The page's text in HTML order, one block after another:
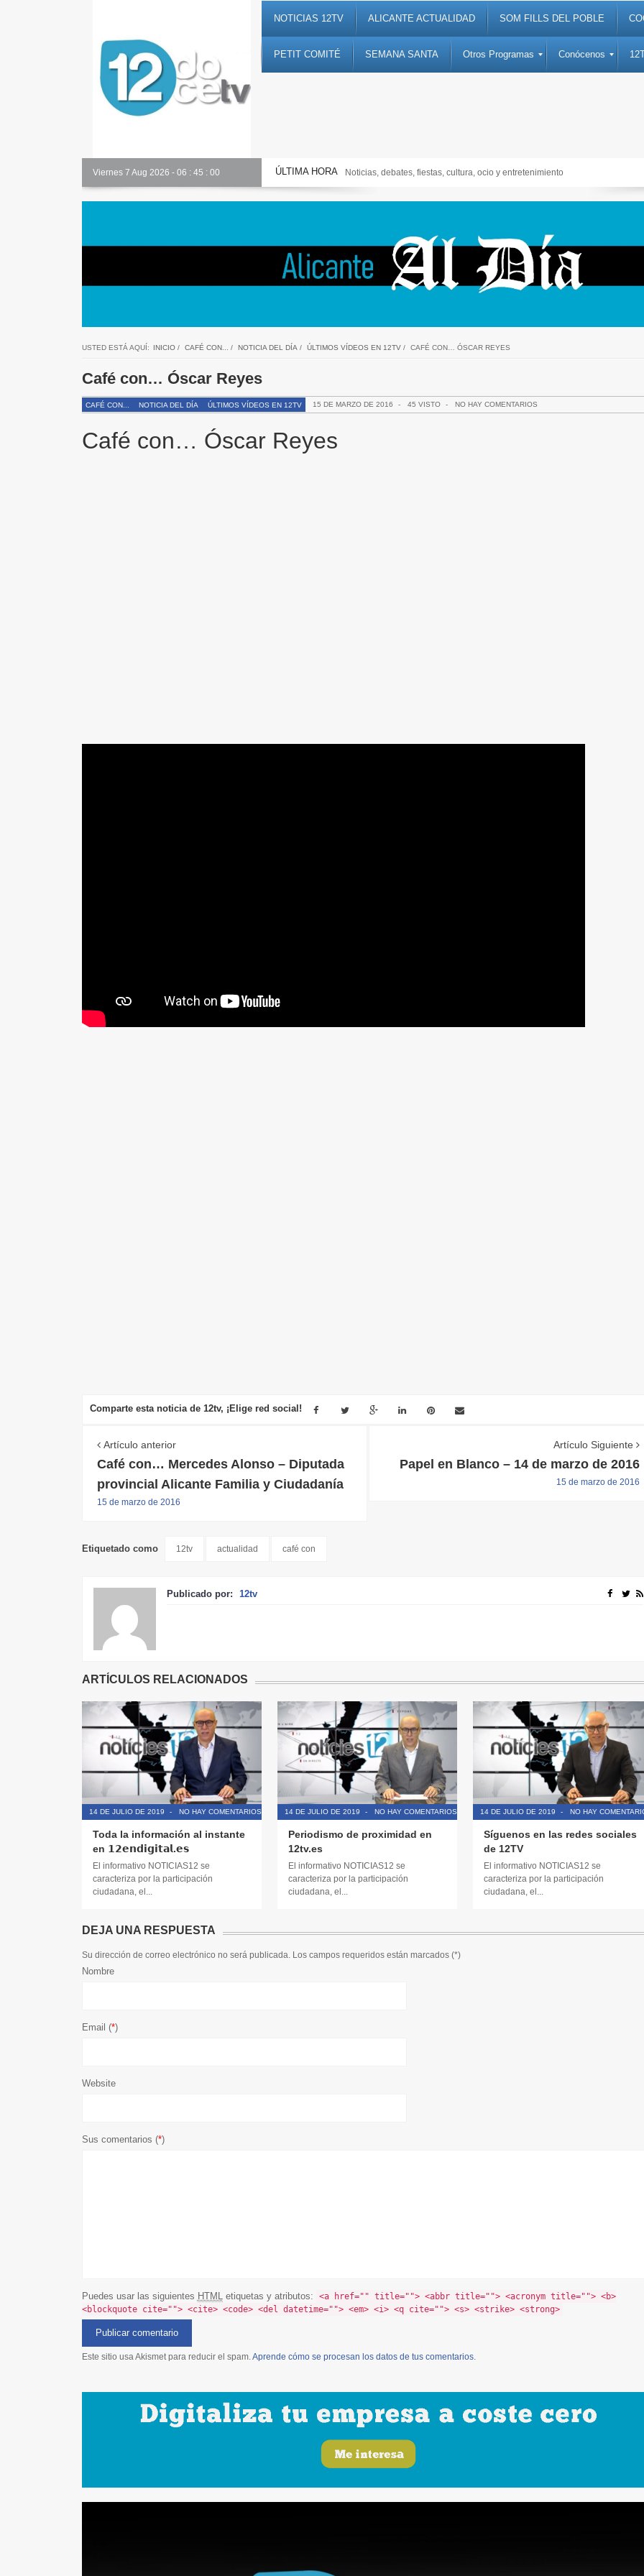
NOTICIAS 12TV ALICANTE ACTUALIDAD SOM FILLS DEL POBLE
PETIT COMITÉ SEMANA SANTA Otros Programas Conócenos
Viernes 7 Aug 2026 - 06 : 45 : 01 ÚLTIMA HORA
Toda la información al instante en 𝟭𝟮𝗲𝗻𝗱𝗶𝗴𝗶𝘁𝗮𝗹.𝗲𝘀 Noticias, debates, fiestas, cultura, ocio y entretenimiento
USTED ESTÁ AQUÍ: INICIO/ CAFÉ CON... / NOTICIA DEL DÍA / ÚLTIMOS VÍDEOS EN 12TV/ CAFÉ CON… ÓSCAR REYES
Café con… Óscar Reyes
CAFÉ CON... NOTICIA DEL DÍA ÚLTIMOS VÍDEOS EN 12TV 15 DE MARZO DE 2016 - 45 VISTO - NO HAY COMENTARIOS
Café con… Óscar Reyes
Comparte esta noticia de 12tv, ¡Elige red social!
Artículo anterior
Café con… Mercedes Alonso – Diputada
provincial Alicante Familia y Ciudadanía
15 de marzo de 2016
Artículo Siguiente
Papel en Blanco – 14 de marzo de 2016
15 de marzo de 2016
Etiquetado como 12tv actualidad café con
Publicado por: 12tv
ARTÍCULOS RELACIONADOS
14 DE JULIO DE 2019 - NO HAY COMENTARIOS
Toda la información al instante
en 𝟭𝟮𝗲𝗻𝗱𝗶𝗴𝗶𝘁𝗮𝗹.𝗲𝘀
El informativo NOTICIAS12 se
caracteriza por la participación
ciudadana, el...
14 DE JULIO DE 2019 - NO HAY COMENTARIOS
Periodismo de proximidad en
12tv.es
El informativo NOTICIAS12 se
caracteriza por la participación
ciudadana, el...
14 DE JULIO DE 2019 - NO HAY
Síguenos en las redes sociales
de 12TV
El informativo NOTICIAS12 se
caracteriza por la participación
ciudadana, el...
DEJA UNA RESPUESTA
Su dirección de correo electrónico no será publicada. Los campos requeridos están marcados (*)
Nombre
Email (*)
Website
Sus comentarios (*)
Puedes usar las siguientes HTML etiquetas y atributos:
<a href="" title=""> <abbr title=""> <acronym title=""> <b>
<blockquote cite=""> <cite> <code> <del datetime=""> <em> <i> <q cite=""> <s> <strike> <strong>
Este sitio usa Akismet para reducir el spam.Aprende cómo se procesan los datos de tus comentarios.